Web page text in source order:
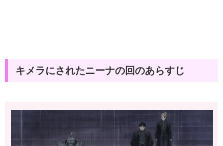
キメラにされたニーナの回のあらすじ